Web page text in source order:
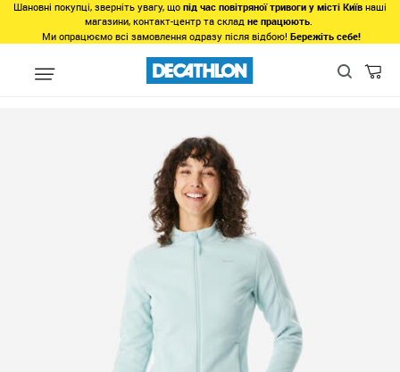
Шановні покупці, зверніть увагу, що під час повітряної тривоги у місті Київ наші
магазини, контакт-центр та склад не працюють.
Ми опрацюємо всі замовлення одразу після відбою! Бережіть себе!
Види спорту Зимовий спорт Сноубординг Одяг для